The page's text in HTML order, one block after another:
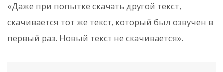
«Даже при попытке скачать другой текст,
скачивается тот же текст, который был озвучен в
первый раз. Новый текст не скачивается».